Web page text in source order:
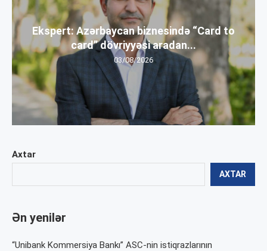
Axtar
AXTAR
Ən yenilər
“Unibank Kommersiya Bankı” ASC-nin istiqrazlarının
Ekspert: Azərbaycan biznesində “Card to
card” dövriyyəsi aradan...
03/08/2026